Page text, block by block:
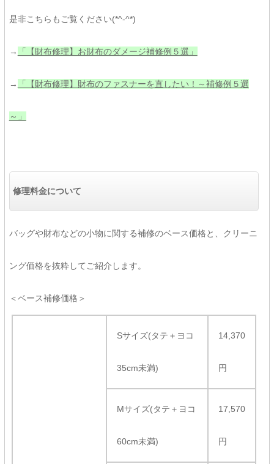
是非こちらもご覧ください(*^-^*)
→ 「【財布修理】お財布のダメージ補修例５選」
→ 「【財布修理】財布のファスナーを直したい！～補修例５選
～」
修理料金について
バッグや財布などの小物に関する補修のベース価格と、クリーニ
ング価格を抜粋してご紹介します。
＜ベース補修価格＞
Sサイズ(タテ＋ヨコ
35cm未満)
14,370
円
Mサイズ(タテ＋ヨコ
60cm未満)
17,570
円